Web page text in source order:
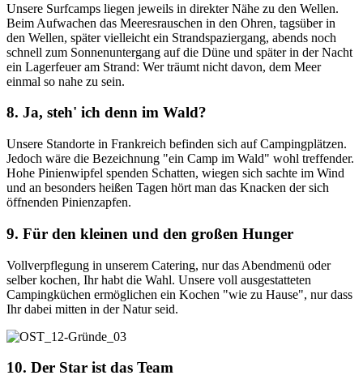
Unsere Surfcamps liegen jeweils in direkter Nähe zu den Wellen.
Beim Aufwachen das Meeresrauschen in den Ohren, tagsüber in
den Wellen, später vielleicht ein Strandspaziergang, abends noch
schnell zum Sonnenuntergang auf die Düne und später in der Nacht
ein Lagerfeuer am Strand: Wer träumt nicht davon, dem Meer
einmal so nahe zu sein.
8. Ja, steh' ich denn im Wald?
Unsere Standorte in Frankreich befinden sich auf Campingplätzen.
Jedoch wäre die Bezeichnung "ein Camp im Wald" wohl treffender.
Hohe Pinienwipfel spenden Schatten, wiegen sich sachte im Wind
und an besonders heißen Tagen hört man das Knacken der sich
öffnenden Pinienzapfen.
9. Für den kleinen und den großen Hunger
Vollverpflegung in unserem Catering, nur das Abendmenü oder
selber kochen, Ihr habt die Wahl. Unsere voll ausgestatteten
Campingküchen ermöglichen ein Kochen "wie zu Hause", nur dass
Ihr dabei mitten in der Natur seid.
10. Der Star ist das Team